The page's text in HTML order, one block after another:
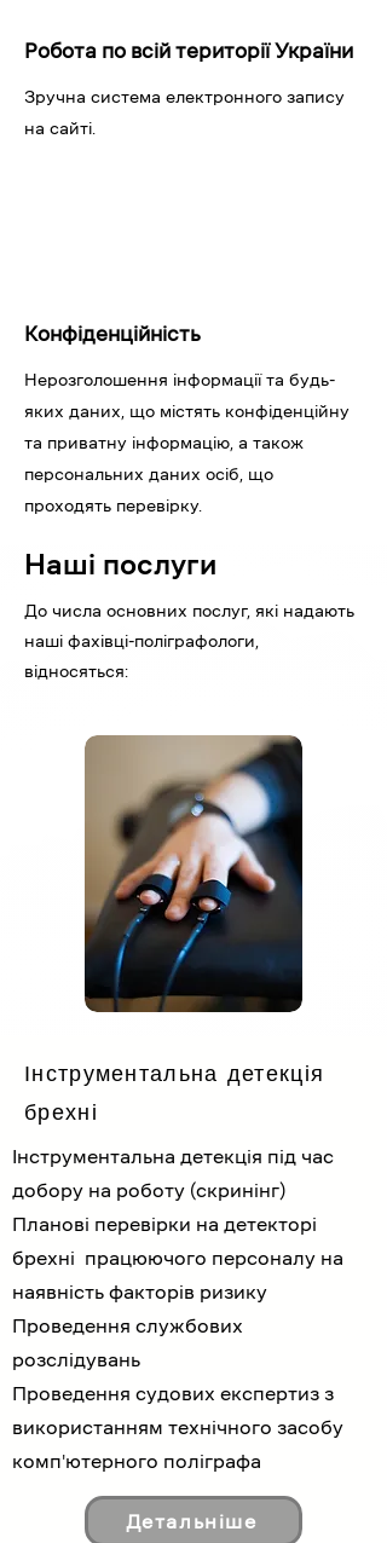
Робота по всій території України
Зручна система електронного запису
на сайті.
Конфіденційність
Нерозголошення інформації та будь-
яких даних, що містять конфіденційну
та приватну інформацію, а також
персональних даних осіб, що
проходять перевірку.
Наші послуги
До числа основних послуг, які надають
наші фахівці-поліграфологи,
відносяться:
Інструментальна детекція
брехні
Інструментальна детекція під час
добору на роботу (скринінг)
Планові перевірки на детекторі
брехні працюючого персоналу на
наявність факторів ризику
Проведення службових
розслідувань
Проведення судових експертиз з
використанням технічного засобу
комп'ютерного поліграфа
Детальніше